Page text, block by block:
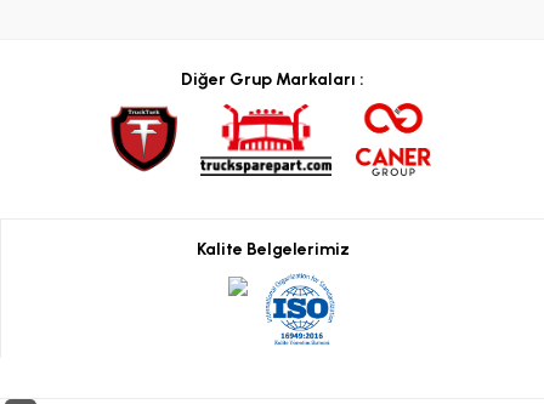
Diğer Grup Markaları :
Kalite Belgelerimiz